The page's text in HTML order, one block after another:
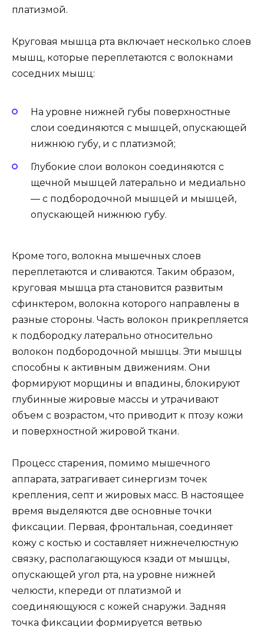
платизмой.
Круговая мышца рта включает несколько слоев
мышц, которые переплетаются с волокнами
соседних мышц:
На уровне нижней губы поверхностные
слои соединяются с мышцей, опускающей
нижнюю губу, и с платизмой;
Глубокие слои волокон соединяются с
щечной мышцей латерально и медиально
— с подбородочной мышцей и мышцей,
опускающей нижнюю губу.
Кроме того, волокна мышечных слоев
переплетаются и сливаются. Таким образом,
круговая мышца рта становится развитым
сфинктером, волокна которого направлены в
разные стороны. Часть волокон прикрепляется
к подбородку латерально относительно
волокон подбородочной мышцы. Эти мышцы
способны к активным движениям. Они
формируют морщины и впадины, блокируют
глубинные жировые массы и утрачивают
объем с возрастом, что приводит к птозу кожи
и поверхностной жировой ткани.
Процесс старения, помимо мышечного
аппарата, затрагивает синергизм точек
крепления, септ и жировых масс. В настоящее
время выделяются две основные точки
фиксации. Первая, фронтальная, соединяет
кожу с костью и составляет нижнечелюстную
связку, располагающуюся кзади от мышцы,
опускающей угол рта, на уровне нижней
челюсти, кпереди от платизмой и
соединяющуюся с кожей снаружи. Задняя
точка фиксации формируется ветвью